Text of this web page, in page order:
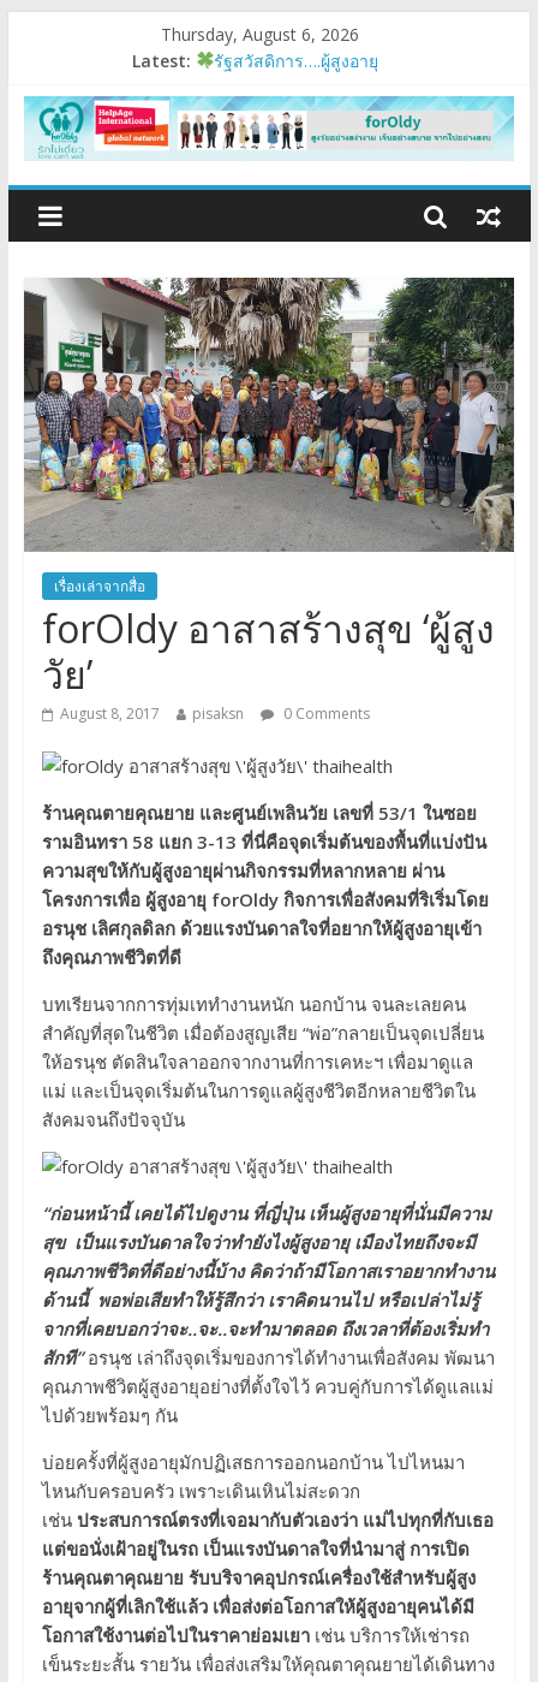
Thursday, August 6, 2026
Latest:
รัฐสวัสดิการ….ผู้สูงอายุ
มนุษย์ต่างวัย
Fest 2026
แรงบันดาลใจหนึ่ง
เรื่องเล่าจากสื่อ
forOldy อาสาสร้างสุข ‘ผู้สูง
วัย’
August 8, 2017 pisaksn 0 Comments
ร้านคุณตายคุณยาย และศูนย์เพลินวัย เลขที่ 53/1 ในซอย
รามอินทรา 58 แยก 3-13 ที่นี่คือจุดเริ่มต้นของพื้นที่แบ่งปัน
ความสุขให้กับผู้สูงอายุผ่านกิจกรรมที่หลากหลาย ผ่าน
โครงการเพื่อ ผู้สูงอายุ forOldy กิจการเพื่อสังคมที่ริเริ่มโดย
อรนุช เลิศกุลดิลก ด้วยแรงบันดาลใจที่อยากให้ผู้สูงอายุเข้า
ถึงคุณภาพชีวิตที่ดี
บทเรียนจากการทุ่มเททำงานหนัก นอกบ้าน จนละเลยคน
สำคัญที่สุดในชีวิต เมื่อต้องสูญเสีย “พ่อ”กลายเป็นจุดเปลี่ยน
ให้อรนุช ตัดสินใจลาออกจากงานที่การเคหะฯ เพื่อมาดูแล
แม่ และเป็นจุดเริ่มต้นในการดูแลผู้สูงชีวิตอีกหลายชีวิตใน
สังคมจนถึงปัจจุบัน
“ก่อนหน้านี้ เคยได้ไปดูงาน ที่ญี่ปุ่น เห็นผู้สูงอายุที่นั่นมีความ
สุข เป็นแรงบันดาลใจว่าทำยังไงผู้สูงอายุ เมืองไทยถึงจะมี
คุณภาพชีวิตที่ดีอย่างนี้บ้าง คิดว่าถ้ามีโอกาสเราอยากทำงาน
ด้านนี้ พอพ่อเสียทำให้รู้สึกว่า เราคิดนานไป หรือเปล่าไม่รู้
จากที่เคยบอกว่าจะ..จะ..จะทำมาตลอด ถึงเวลาที่ต้องเริ่มทำ
สักที”อรนุช เล่าถึงจุดเริ่มของการได้ทำงานเพื่อสังคม พัฒนา
คุณภาพชีวิตผู้สูงอายุอย่างที่ตั้งใจไว้ ควบคู่กับการได้ดูแลแม่
ไปด้วยพร้อมๆ กัน
บ่อยครั้งที่ผู้สูงอายุมักปฏิเสธการออกนอกบ้าน ไปไหนมา
ไหนกับครอบครัว เพราะเดินเหินไม่สะดวก
เช่น ประสบการณ์ตรงที่เจอมากับตัวเองว่า แม่ไปทุกที่กับเธอ
แต่ขอนั่งเฝ้าอยู่ในรถ เป็นแรงบันดาลใจที่นำมาสู่ การเปิด
ร้านคุณตาคุณยาย รับบริจาคอุปกรณ์เครื่องใช้สำหรับผู้สูง
อายุจากผู้ที่เลิกใช้แล้ว เพื่อส่งต่อโอกาสให้ผู้สูงอายุคนได้มี
โอกาสใช้งานต่อไปในราคาย่อมเยาเช่น บริการให้เช่ารถ
เข็นระยะสั้น รายวัน เพื่อส่งเสริมให้คุณตาคุณยายได้เดินทาง